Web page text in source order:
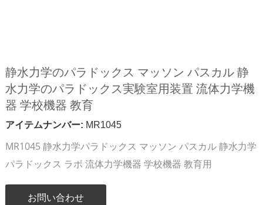
静水力学のパラドックス マッソン パスカル 静
水力学のパラドックス実験室用装置 流体力学機
器 学校機器 教育
アイテムナンバー: MR1045
MR1045 静水力学パラドックス マッソン パスカル 静水力学
パラドックス ラボ 流体力学機器 学校機器 教育用
お問い合わせ